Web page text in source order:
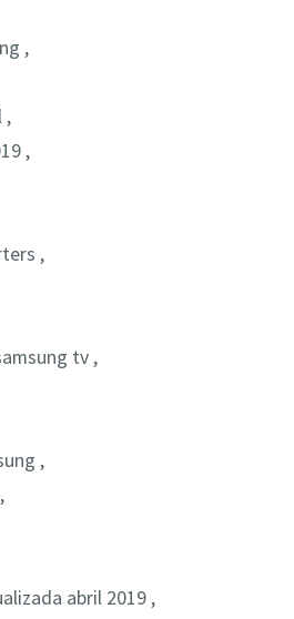
,
,
,
,
tv ,
,
abril 2019 ,